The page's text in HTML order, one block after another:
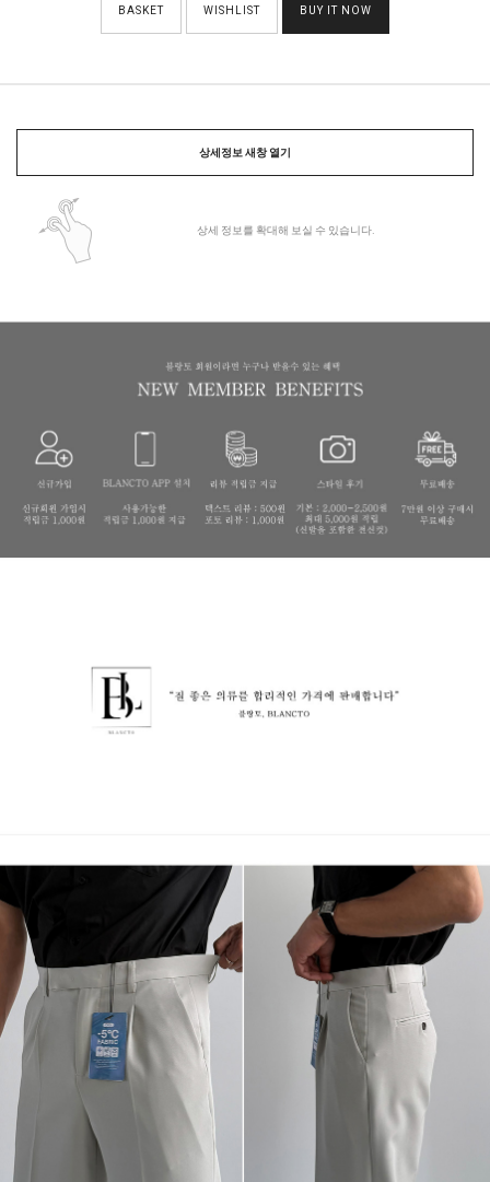
BASKET WISHLIST BUY IT NOW
상세정보 새창 열기
상세 정보를 확대해 보실 수 있습니다.